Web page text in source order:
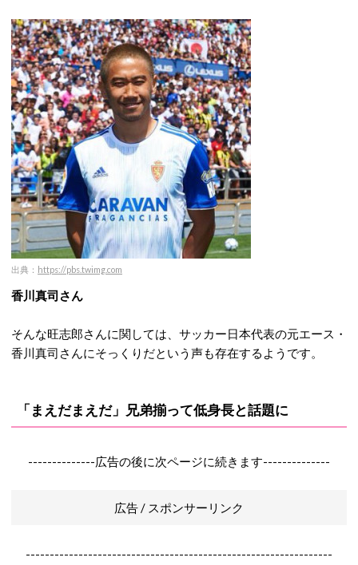
出典： https://pbs.twimg.com
香川真司さん
そんな旺志郎さんに関しては、サッカー日本代表の元エース・
香川真司さんにそっくりだという声も存在するようです。
「まえだまえだ」兄弟揃って低身長と話題に
--------------広告の後に次ページに続きます--------------
広告 / スポンサーリンク
----------------------------------------------------------------